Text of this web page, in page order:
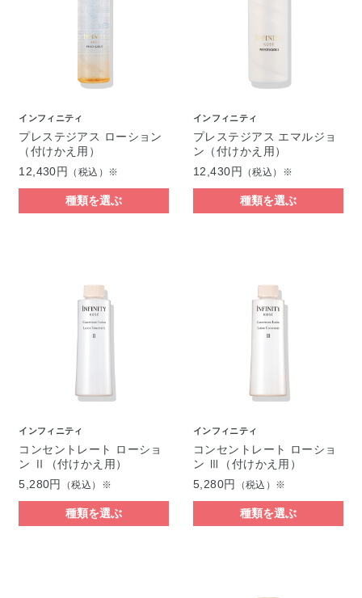
インフィニティ
プレステジアス ローション
（付けかえ用）
12,430円
（税込）※
種類を選ぶ
インフィニティ
プレステジアス エマルジョ
ン（付けかえ用）
12,430円
（税込）※
種類を選ぶ
インフィニティ
コンセントレート ローショ
ン Ⅱ（付けかえ用）
5,280円
（税込）※
種類を選ぶ
インフィニティ
コンセントレート ローショ
ン Ⅲ（付けかえ用）
5,280円
（税込）※
種類を選ぶ